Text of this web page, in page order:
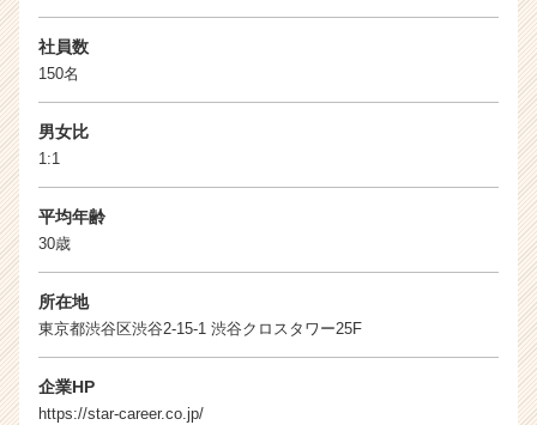
社員数
150名
男女比
1:1
平均年齢
30歳
所在地
東京都渋谷区渋谷2-15-1 渋谷クロスタワー25F
企業HP
https://star-career.co.jp/